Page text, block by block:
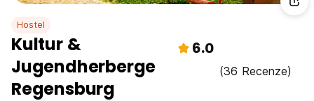
Hostel
Kultur &
Jugendherberge
Regensburg
6.0
(36 Recenze)